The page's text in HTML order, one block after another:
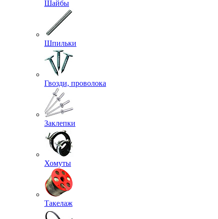
Шайбы
Шпильки
Гвозди, проволока
Заклепки
Хомуты
Такелаж